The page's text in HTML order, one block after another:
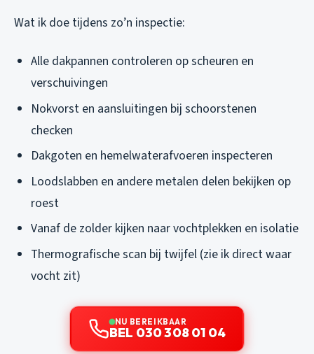
Wat ik doe tijdens zo’n inspectie:
Alle dakpannen controleren op scheuren en
verschuivingen
Nokvorst en aansluitingen bij schoorstenen
checken
Dakgoten en hemelwaterafvoeren inspecteren
Loodslabben en andere metalen delen bekijken op
roest
Vanaf de zolder kijken naar vochtplekken en isolatie
Thermografische scan bij twijfel (zie ik direct waar
vocht zit)
NU BEREIKBAAR
BEL 030 308 01 04